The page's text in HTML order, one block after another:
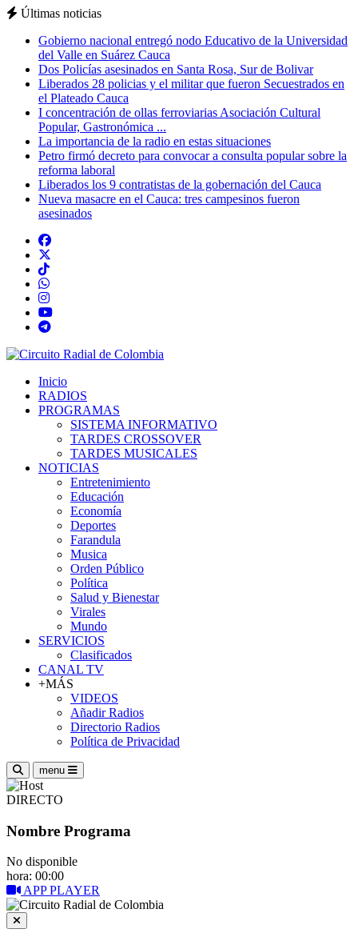
Últimas noticias
Gobierno nacional entregó nodo Educativo de la Universidad
del Valle en Suárez Cauca
Dos Policías asesinados en Santa Rosa, Sur de Bolivar
Liberados 28 policias y el militar que fueron Secuestrados en
el Plateado Cauca
I concentración de ollas ferroviarias Asociación Cultural
Popular, Gastronómica ...
La importancia de la radio en estas situaciones
Petro firmó decreto para convocar a consulta popular sobre la
reforma laboral
Liberados los 9 contratistas de la gobernación del Cauca
Nueva masacre en el Cauca: tres campesinos fueron
asesinados
Inicio
RADIOS
PROGRAMAS
SISTEMA INFORMATIVO
TARDES CROSSOVER
TARDES MUSICALES
NOTICIAS
Entretenimiento
Educación
Economía
Deportes
Farandula
Musica
Orden Público
Política
Salud y Bienestar
Virales
Mundo
SERVICIOS
Clasificados
CANAL TV
+MÁS
VIDEOS
Añadir Radios
Directorio Radios
Política de Privacidad
menu
DIRECTO
Nombre Programa
No disponible
hora: 00:00
APP PLAYER